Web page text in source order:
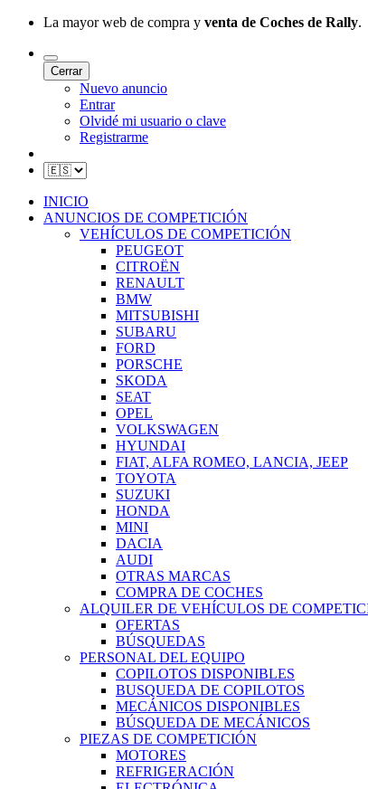
La mayor web de compra y venta de Coches de Rally.
Cerrar
Nuevo anuncio
Entrar
Olvidé mi usuario o clave
Registrarme
INICIO
ANUNCIOS DE COMPETICIÓN
VEHÍCULOS DE COMPETICIÓN
PEUGEOT
CITROËN
RENAULT
BMW
MITSUBISHI
SUBARU
FORD
PORSCHE
SKODA
SEAT
OPEL
VOLKSWAGEN
HYUNDAI
FIAT, ALFA ROMEO, LANCIA, JEEP
TOYOTA
SUZUKI
HONDA
MINI
DACIA
AUDI
OTRAS MARCAS
COMPRA DE COCHES
ALQUILER DE VEHÍCULOS DE
OFERTAS
BÚSQUEDAS
PERSONAL DEL EQUIPO
COPILOTOS DISPONIBLES
BUSQUEDA DE COPILOTOS
MECÁNICOS DISPONIBLES
BÚSQUEDA DE MECÁNICOS
PIEZAS DE COMPETICIÓN
MOTORES
REFRIGERACIÓN